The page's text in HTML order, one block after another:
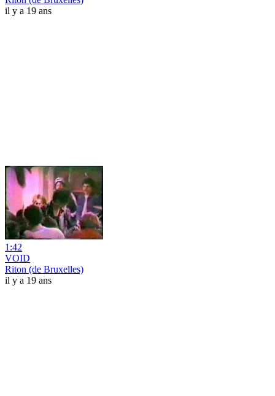
il y a 19 ans
1:42
VOID
Riton (de Bruxelles)
il y a 19 ans